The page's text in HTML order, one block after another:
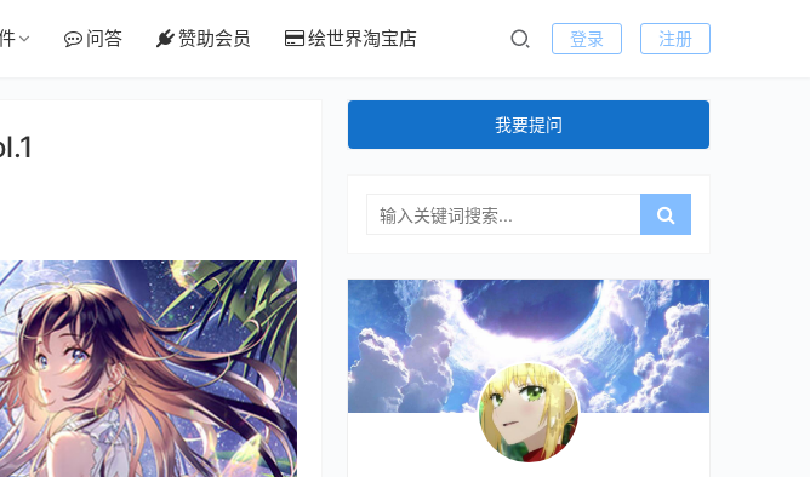
问答 赞助会员 绘世界淘宝店 登录 注册
我要提问